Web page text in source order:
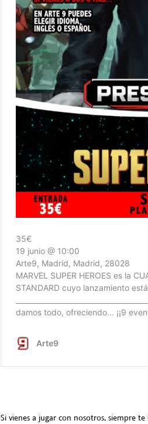
Si vienes a jugar con nosotros, siempre